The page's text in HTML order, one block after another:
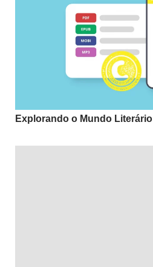
Explorando o Mundo Literário